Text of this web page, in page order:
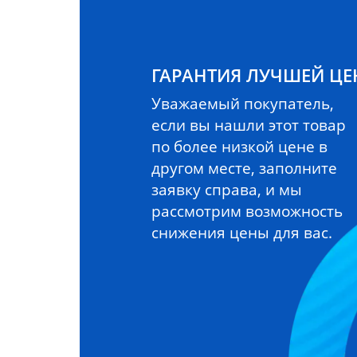
ГАРАНТИЯ ЛУЧШЕЙ
Уважаемый покупатель,
если вы нашли этот товар
по более низкой цене в
другом месте, заполните
заявку справа, и мы
рассмотрим возможность
снижения цены для вас.